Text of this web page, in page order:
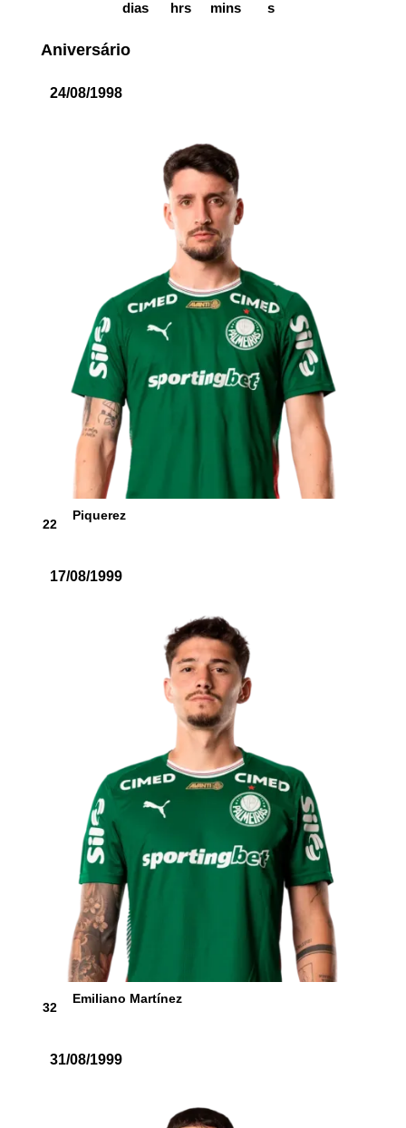
dias hrs mins s
Aniversário
24/08/1998
22
Piquerez
17/08/1999
32
Emiliano Martínez
31/08/1999